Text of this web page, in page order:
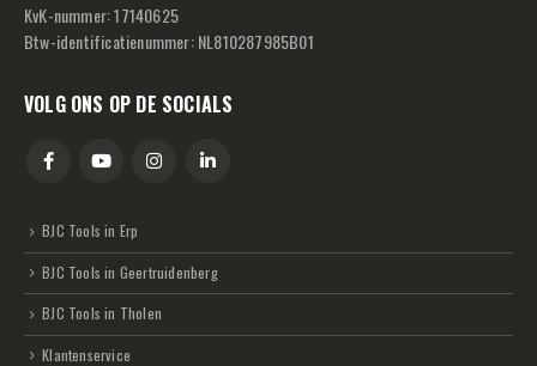
KvK-nummer: 17140625
Btw-identificatienummer: NL810287985B01
VOLG ONS OP DE SOCIALS
BJC Tools in Erp
BJC Tools in Geertruidenberg
BJC Tools in Tholen
Klantenservice